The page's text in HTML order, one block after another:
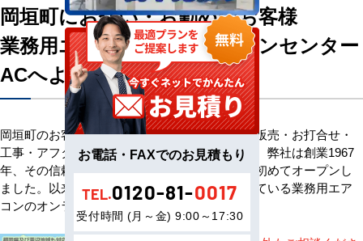
岡垣町にお住い・お勤めのお客様
業務用エアコン専門店エアコンセンター
ACへようこそ
岡垣町のお客様へ業務用エアコン・空調機器の販売・お打合せ・
工事・アフターサービスまで一貫して承ります。弊社は創業1967
年、その信頼を基に空調のネット販売を日本で初めてオープンし
ました。以来、皆様にご信頼・ご愛顧いただいている業務用エア
コンのオンラインショップです。
お電話・FAXでのお見積もり
TEL.0120-81-0017
受付時間 (月～金) 9:00～17:30